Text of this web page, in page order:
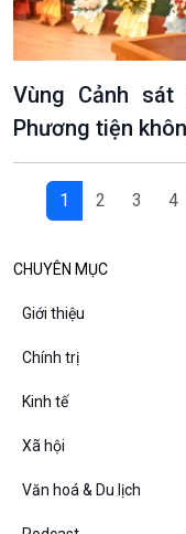
Vùng Cảnh
Phương tiện
1 2 3 4
CHUYÊN MỤC
Giới thiệu
Chính trị
Kinh tế
Xã hội
Văn hoá & Du lịch